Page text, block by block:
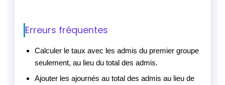
Erreurs fréquentes
Calculer le taux avec les admis du premier groupe
seulement, au lieu du total des admis.
Ajouter les ajournés au total des admis au lieu de